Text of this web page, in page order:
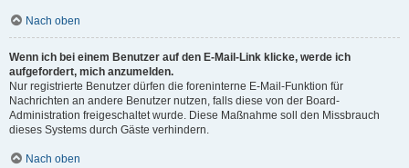
Nach oben
Wenn ich bei einem Benutzer auf den E-Mail-Link klicke, werde ich
aufgefordert, mich anzumelden.
Nur registrierte Benutzer dürfen die foreninterne E-Mail-Funktion für
Nachrichten an andere Benutzer nutzen, falls diese von der Board-
Administration freigeschaltet wurde. Diese Maßnahme soll den Missbrauch
dieses Systems durch Gäste verhindern.
Nach oben